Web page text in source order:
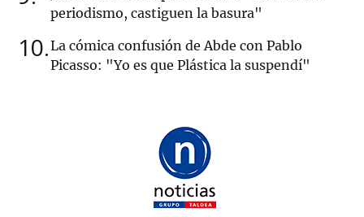
periodismo, castiguen la basura"
10 La cómica confusión de Abde con Pablo
Picasso: "Yo es que Plástica la suspendí"